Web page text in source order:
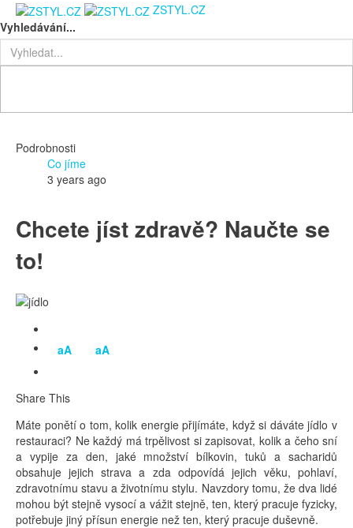
ZSTYL.CZ
Vyhledávání...
Podrobnosti
Co jíme
3 years ago
Chcete jíst zdravě? Naučte se
to!
aA aA
Share This
Máte ponětí o tom, kolik energie přijímáte, když si dáváte jídlo v
restauraci? Ne každý má trpělivost si zapisovat, kolik a čeho sní
a vypije za den, jaké množství bílkovin, tuků a sacharidů
obsahuje jejich strava a zda odpovídá jejich věku, pohlaví,
zdravotnímu stavu a životnímu stylu. Navzdory tomu, že dva lidé
mohou být stejně vysocí a vážit stejně, ten, který pracuje fyzicky,
potřebuje jiný přísun energie než ten, který pracuje duševně.